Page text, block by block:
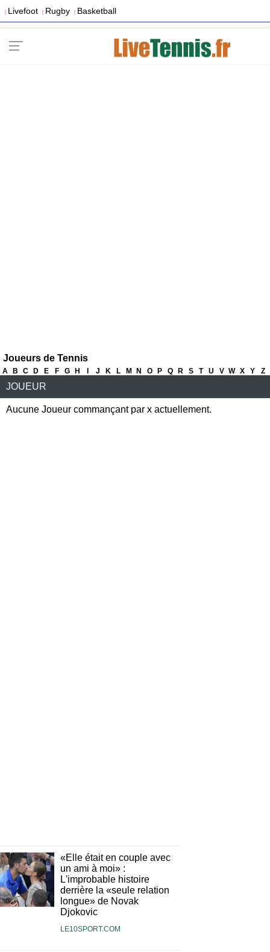
| Livefoot | Rugby | Basketball
Joueurs de Tennis
A B C D E F G H J K L M N O P Q R S T U V W X Y Z
JOUEUR
Aucune Joueur commançant par x actuellement.
«Elle était en couple avec
un ami à moi» :
L'improbable histoire
derrière la «seule relation
longue» de Novak
Djokovic
LE10SPORT.COM